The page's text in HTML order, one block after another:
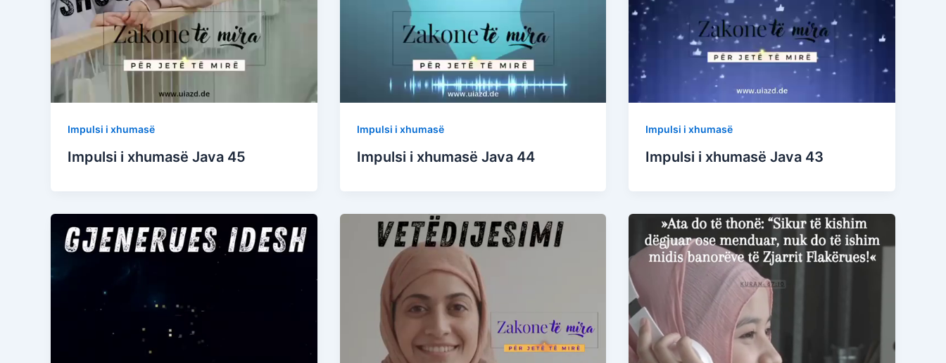
Impulsi i xhumasë
Impulsi i xhumasë Java 45
Impulsi i xhumasë
Impulsi i xhumasë Java 44
Impulsi i xhumasë
Impulsi i xhumasë Java 43